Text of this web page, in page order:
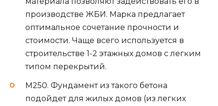
производстве ЖБИ. Марка предлагает
оптимальное сочетание прочности и
стоимости. Чаще всего используется в
строительстве 1-2 этажных домов с легким
типом перекрытий.
М250. Фундамент из такого бетона
подойдет для жилых домов (из легких